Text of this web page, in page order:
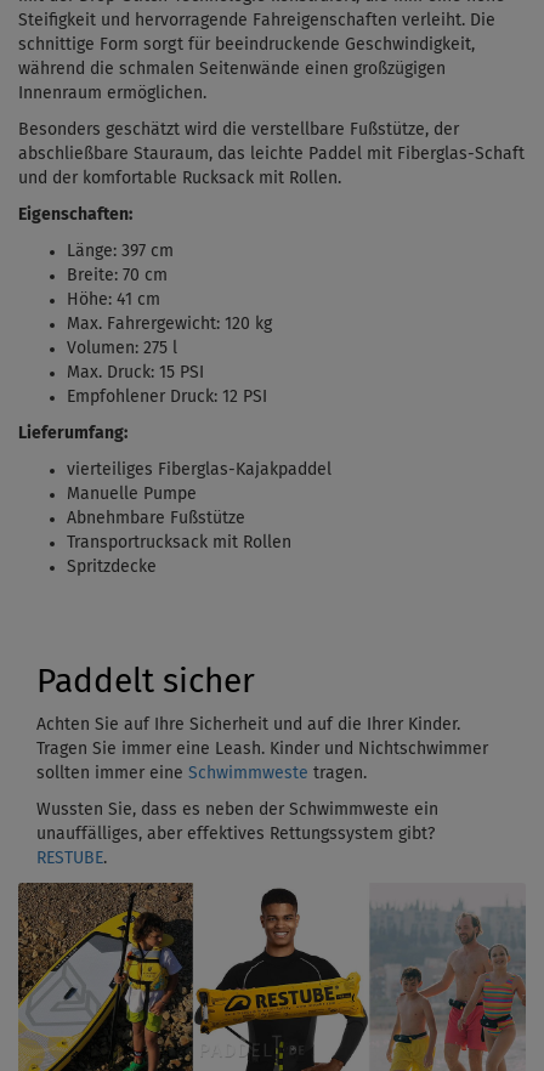
Steifigkeit und hervorragende Fahreigenschaften verleiht. Die
schnittige Form sorgt für beeindruckende Geschwindigkeit,
während die schmalen Seitenwände einen großzügigen
Innenraum ermöglichen.
Besonders geschätzt wird die verstellbare Fußstütze, der
abschließbare Stauraum, das leichte Paddel mit Fiberglas-Schaft
und der komfortable Rucksack mit Rollen.
Eigenschaften:
Länge: 397 cm
Breite: 70 cm
Höhe: 41 cm
Max. Fahrergewicht: 120 kg
Volumen: 275 l
Max. Druck: 15 PSI
Empfohlener Druck: 12 PSI
Lieferumfang:
vierteiliges Fiberglas-Kajakpaddel
Manuelle Pumpe
Abnehmbare Fußstütze
Transportrucksack mit Rollen
Spritzdecke
Paddelt sicher
Achten Sie auf Ihre Sicherheit und auf die Ihrer Kinder.
Tragen Sie immer eine Leash. Kinder und Nichtschwimmer
sollten immer eine Schwimmweste tragen.
Wussten Sie, dass es neben der Schwimmweste ein
unauffälliges, aber effektives Rettungssystem gibt?
RESTUBE.